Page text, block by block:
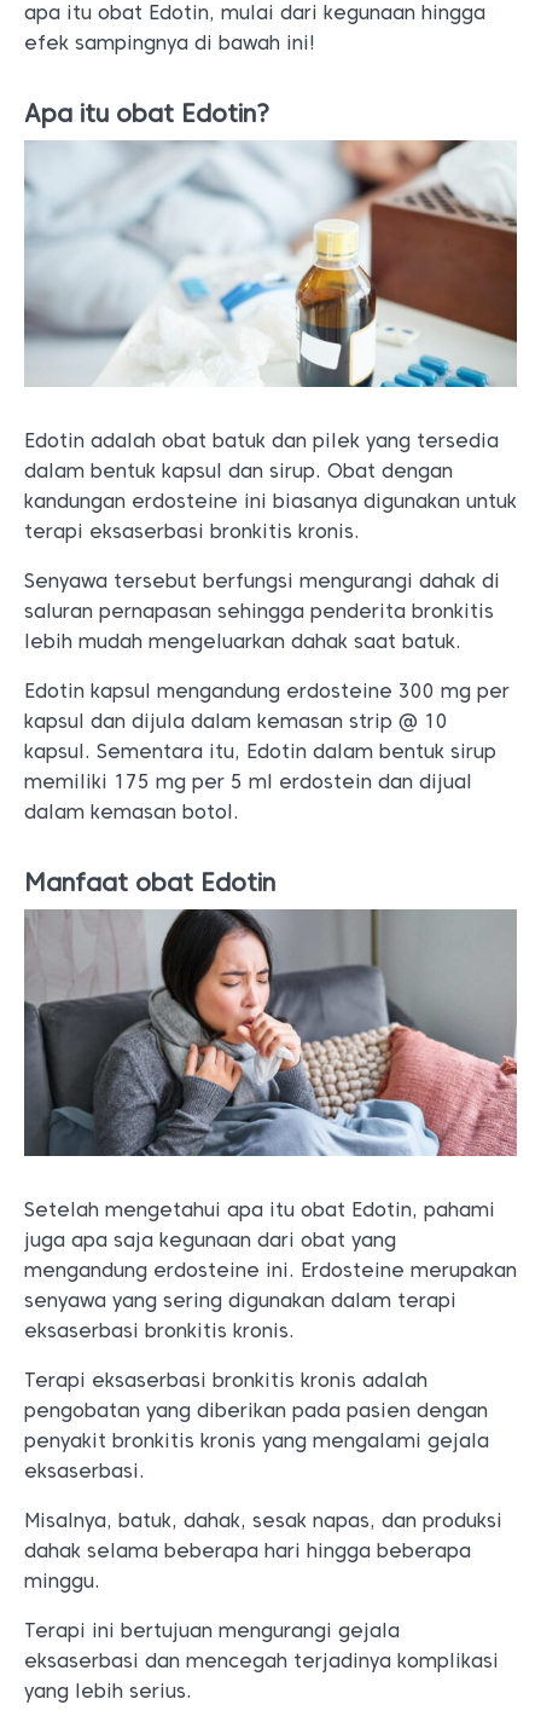
apa itu obat Edotin, mulai dari kegunaan hingga
efek sampingnya di bawah ini!
Apa itu obat Edotin?
Edotin adalah obat batuk dan pilek yang tersedia
dalam bentuk kapsul dan sirup. Obat dengan
kandungan erdosteine ini biasanya digunakan untuk
terapi eksaserbasi bronkitis kronis.
Senyawa tersebut berfungsi mengurangi dahak di
saluran pernapasan sehingga penderita bronkitis
lebih mudah mengeluarkan dahak saat batuk.
Edotin kapsul mengandung erdosteine 300 mg per
kapsul dan dijula dalam kemasan strip @ 10
kapsul. Sementara itu, Edotin dalam bentuk sirup
memiliki 175 mg per 5 ml erdostein dan dijual
dalam kemasan botol.
Manfaat obat Edotin
Setelah mengetahui apa itu obat Edotin, pahami
juga apa saja kegunaan dari obat yang
mengandung erdosteine ini. Erdosteine merupakan
senyawa yang sering digunakan dalam terapi
eksaserbasi bronkitis kronis.
Terapi eksaserbasi bronkitis kronis adalah
pengobatan yang diberikan pada pasien dengan
penyakit bronkitis kronis yang mengalami gejala
eksaserbasi.
Misalnya, batuk, dahak, sesak napas, dan produksi
dahak selama beberapa hari hingga beberapa
minggu.
Terapi ini bertujuan mengurangi gejala
eksaserbasi dan mencegah terjadinya komplikasi
yang lebih serius.